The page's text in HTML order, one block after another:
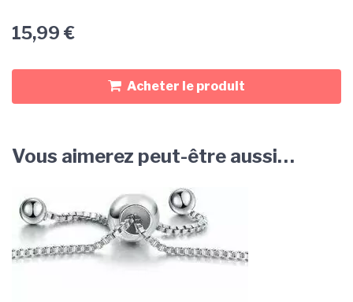
15,99 €
Acheter le produit
Vous aimerez peut-être aussi…